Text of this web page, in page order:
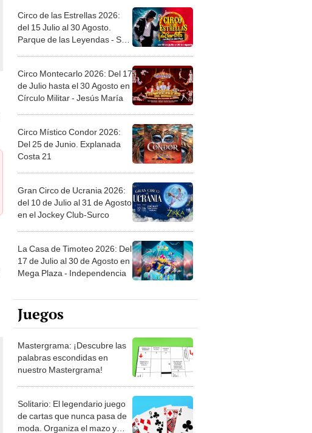
Circo de las Estrellas 2026:
del 15 Julio al 30 Agosto.
Parque de las Leyendas - San
Circo Montecarlo 2026: Del 17
de Julio hasta el 30 Agosto en
Círculo Militar - Jesús María
Circo Místico Condor 2026:
Del 25 de Junio. Explanada
Costa 21
Gran Circo de Ucrania 2026:
del 10 de Julio al 31 de Agosto
en el Jockey Club-Surco
La Casa de Timoteo 2026: Del
17 de Julio al 30 de Agosto en
Mega Plaza - Independencia
Juegos
Mastergrama: ¡Descubre las
palabras escondidas en
nuestro Mastergrama!
Solitario: El legendario juego
de cartas que nunca pasa de
moda. Organiza el mazo y